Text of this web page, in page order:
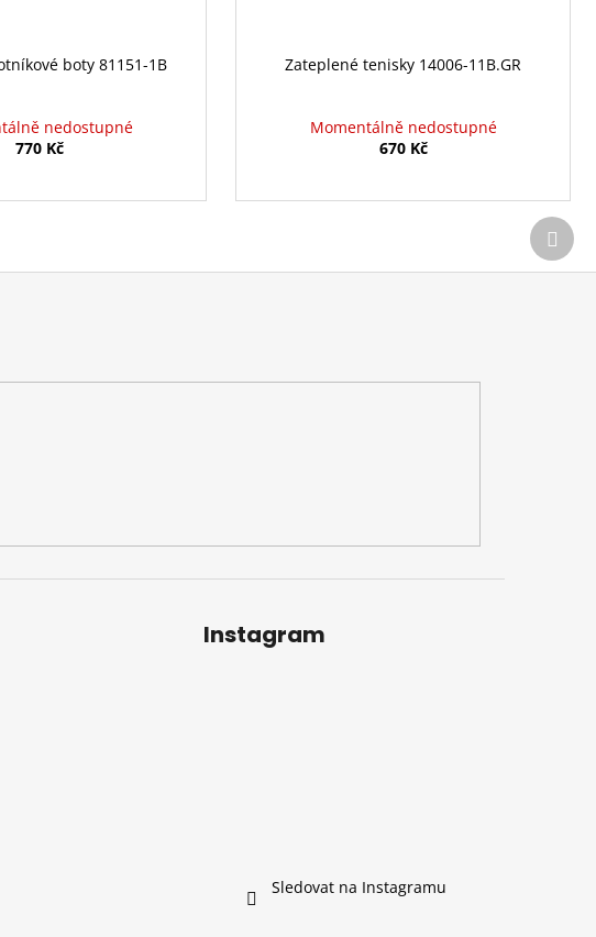
boty 81151-1B
nedostupné
770 Kč
Zateplené tenisky 14006-11B.GR
Momentálně nedostupné
670 Kč
Další
Instagram
Sledovat na Instagramu